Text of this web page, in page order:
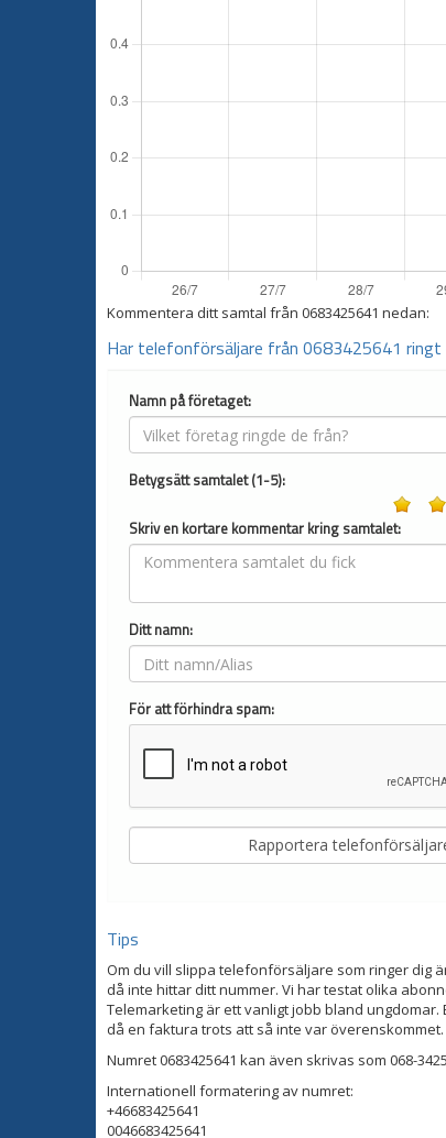
Kommentera ditt samtal från 0683425641 nedan:
Har telefonförsäljare från 0683425641 ringt
Namn på företaget:
Betygsätt samtalet (1-5):
Skriv en kortare kommentar kring samtalet:
Ditt namn:
För att förhindra spam:
Tips
Om du vill slippa telefonförsäljare som ringer dig
då inte hittar ditt nummer. Vi har testat olika
Telemarketing är ett vanligt jobb bland
då en faktura trots att så inte var
Numret 0683425641 kan även skrivas som 068-
Internationell formatering av numret:
+46683425641
0046683425641